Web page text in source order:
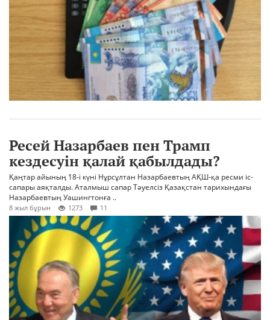
Ресей Назарбаев пен Трамп
кездесуін қалай қабылдады?
Қаңтар айының 18-і күні Нұрсұлтан Назарбаевтың АҚШ-қа ресми іс-
сапары аяқталды. Аталмыш сапар Тәуелсіз Қазақстан тарихындағы
Назарбаевтың Уашингтонға ..
8 жыл бұрын 1273 11